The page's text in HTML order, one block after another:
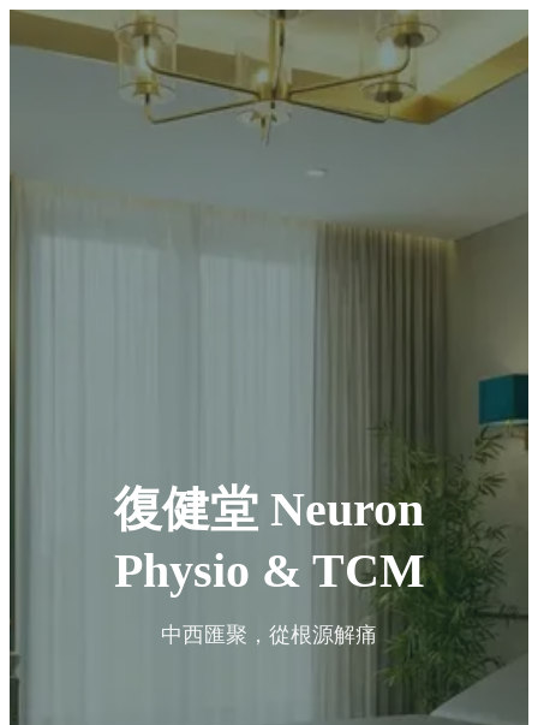
復健堂 Neuron
Physio & TCM
中西匯聚，從根源解痛